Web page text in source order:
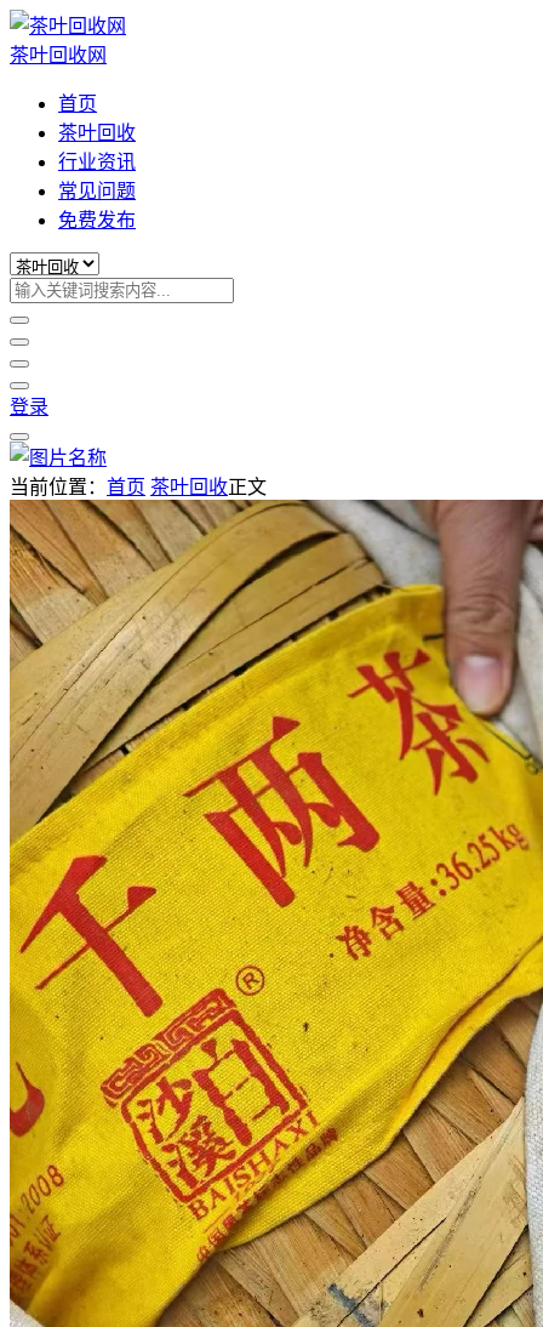
茶叶回收网
首页
茶叶回收
行业资讯
常见问题
免费发布
登录
当前位置： 首页 茶叶回收正文